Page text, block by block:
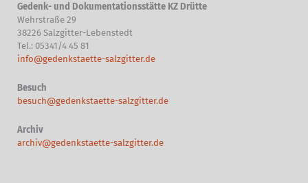
Gedenk- und Dokumentationsstätte KZ Drütte
Wehrstraße 29
38226 Salzgitter-Lebenstedt
Tel.: 05341/4 45 81
info@gedenkstaette-salzgitter.de
Besuch
besuch@gedenkstaette-salzgitter.de
Archiv
archiv@gedenkstaette-salzgitter.de